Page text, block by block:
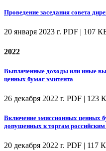
Проведение заседания совета
20 января 2023 г. PDF | 107
2022
Выплаченные доходы или иные
ценных бумаг эмитента
26 декабря 2022 г. PDF | 123
Включение эмиссионных ценных
допущенных к торгам российским
20 декабря 2022 г. PDF | 117